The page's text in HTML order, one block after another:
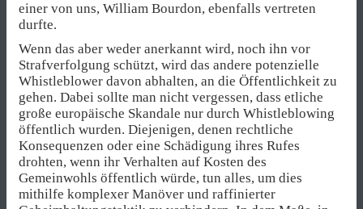
einer von uns, William Bourdon, ebenfalls vertreten
durfte.
Wenn das aber weder anerkannt wird, noch ihn vor
Strafverfolgung schützt, wird das andere potenzielle
Whistleblower davon abhalten, an die Öffentlichkeit zu
gehen. Dabei sollte man nicht vergessen, dass etliche
große europäische Skandale nur durch Whistleblowing
öffentlich wurden. Diejenigen, denen rechtliche
Konsequenzen oder eine Schädigung ihres Rufes
drohten, wenn ihr Verhalten auf Kosten des
Gemeinwohls öffentlich würde, tun alles, um dies
mithilfe komplexer Manöver und raffinierter